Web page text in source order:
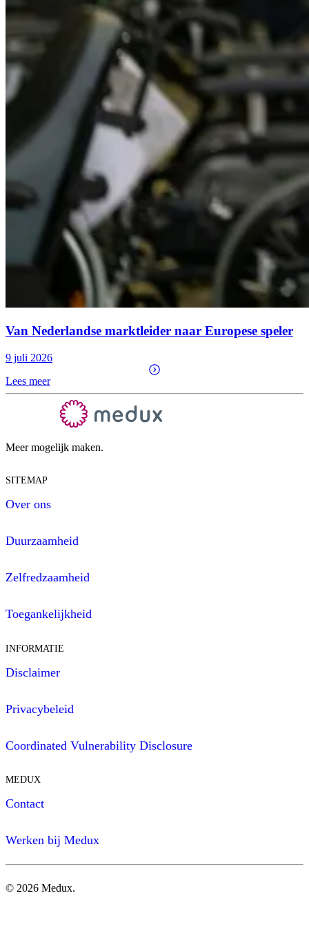
Van Nederlandse marktleider naar Europese speler
9 juli 2026
Lees meer
Meer mogelijk maken.
SITEMAP
Over ons
Duurzaamheid
Zelfredzaamheid
Toegankelijkheid
INFORMATIE
Disclaimer
Privacybeleid
Coordinated Vulnerability Disclosure
MEDUX
Contact
Werken bij Medux
© 2026 Medux.